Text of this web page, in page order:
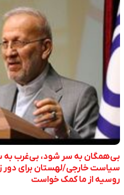
بی‌همگان به سر شود، بی‌غرب به
سیاست خارجی/لهستان برای دور
روسیه از ما کمک خواست